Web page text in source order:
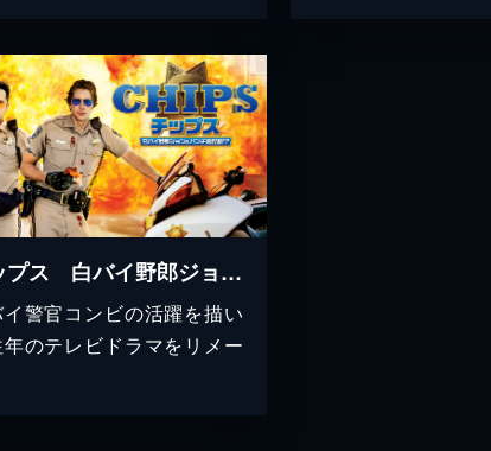
チップス 白バイ野郎ジョン＆パンチ再起動！？
警官コンビの活躍を描い
のテレビドラマをリメー